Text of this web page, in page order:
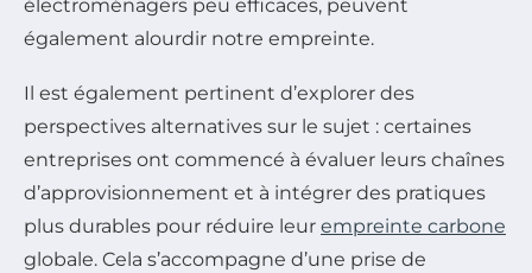
électroménagers peu efficaces, peuvent
également alourdir notre empreinte.
Il est également pertinent d’explorer des
perspectives alternatives sur le sujet : certaines
entreprises ont commencé à évaluer leurs chaînes
d’approvisionnement et à intégrer des pratiques
plus durables pour réduire leur empreinte carbone
globale. Cela s’accompagne d’une prise de